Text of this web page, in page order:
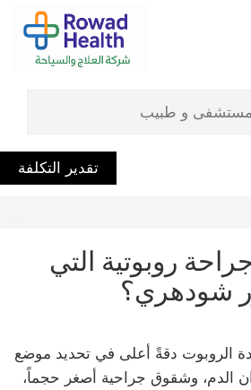
تقدير التكلفة
روبوتية التي
شودهري؟
الروبوت دقةً أعلى في تحديد موضع
الدم، وشقوق جراحية أصغر حجماً،